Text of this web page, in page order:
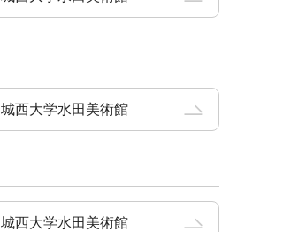
城西大学水田美術館
城西大学水田美術館